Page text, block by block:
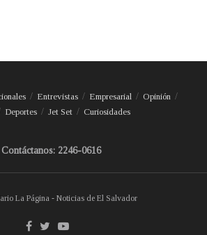
Entrevistas Empresarial
Opinión
Deportes Jet Set Curiosidades
Contáctanos: 2246-0616
La Página - Noticias de El Salvador